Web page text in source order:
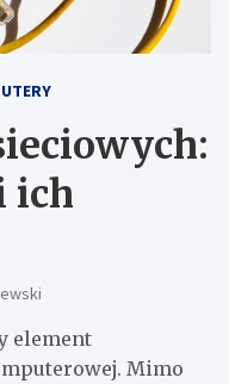
ich
element
Mimo